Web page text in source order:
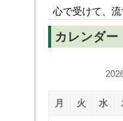
心で受けて、流
カレンダー
月 火 水